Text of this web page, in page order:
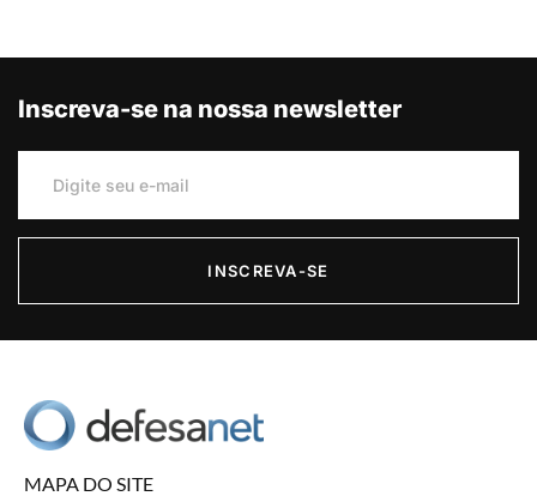
Inscreva-se na nossa newsletter
INSCREVA-SE
MAPA DO SITE